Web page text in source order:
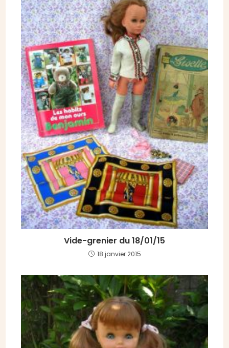
Vide-grenier du 18/01/15
18 janvier 2015